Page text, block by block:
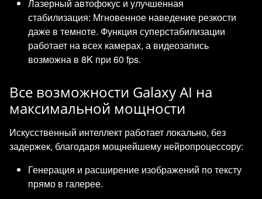
Лазерный автофокус и улучшенная
стабилизация: Мгновенное наведение резкости
даже в темноте. Функция суперстабилизации
работает на всех камерах, а видеозапись
возможна в 8K при 60 fps.
Все возможности Galaxy AI на
максимальной мощности
Искусственный интеллект работает локально, без
задержек, благодаря мощнейшему нейропроцессору:
Генерация и расширение изображений по тексту
прямо в галерее.